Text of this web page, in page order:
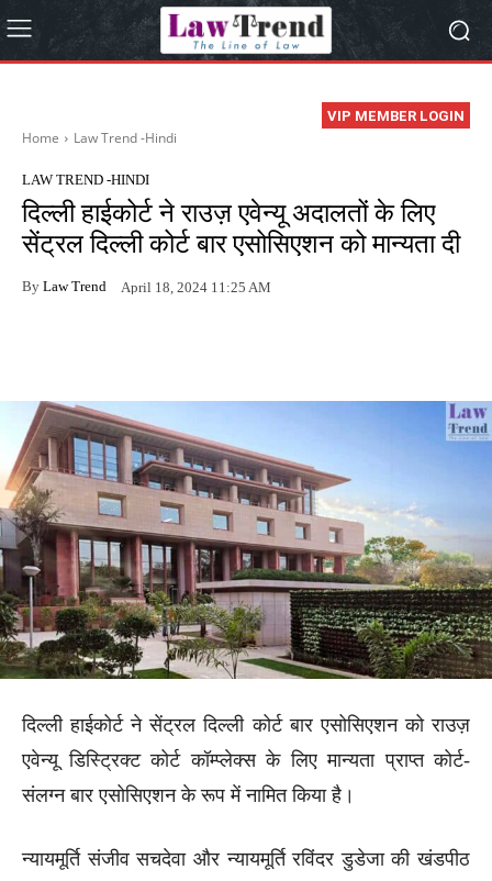
VIP MEMBER LOGIN
Home Law Trend -Hindi
LAW TREND -HINDI
दिल्ली हाईकोर्ट ने राउज़ एवेन्यू अदालतों के लिए
सेंट्रल दिल्ली कोर्ट बार एसोसिएशन को मान्यता दी
By Law Trend April 18, 2024 11:25 AM
दिल्ली हाईकोर्ट ने सेंट्रल दिल्ली कोर्ट बार एसोसिएशन को राउज़
एवेन्यू डिस्ट्रिक्ट कोर्ट कॉम्प्लेक्स के लिए मान्यता प्राप्त कोर्ट-
संलग्न बार एसोसिएशन के रूप में नामित किया है।
न्यायमूर्ति संजीव सचदेवा और न्यायमूर्ति रविंदर डुडेजा की खंडपीठ